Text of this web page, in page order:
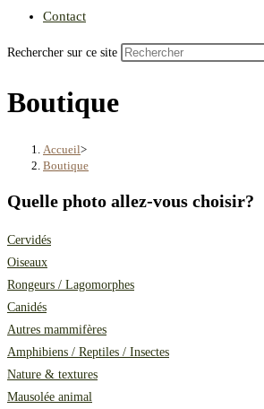
Contact
Rechercher sur ce site
Boutique
Accueil>
Boutique
Quelle photo allez-vous choisir?
Cervidés
Oiseaux
Rongeurs / Lagomorphes
Canidés
Autres mammifères
Amphibiens / Reptiles / Insectes
Nature & textures
Mausolée animal